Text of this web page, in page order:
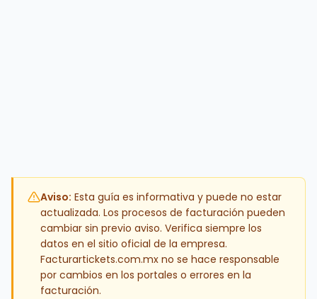
Aviso: Esta guía es informativa y puede no estar
actualizada. Los procesos de facturación pueden
cambiar sin previo aviso. Verifica siempre los
datos en el sitio oficial de la empresa.
Facturartickets.com.mx no se hace responsable
por cambios en los portales o errores en la
facturación.